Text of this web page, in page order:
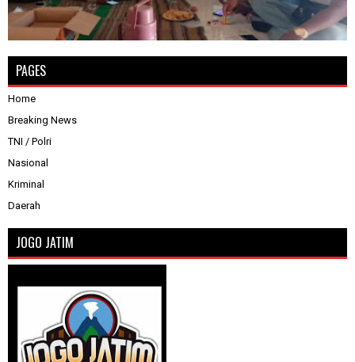
PAGES
Home
Breaking News
TNI / Polri
Nasional
Kriminal
Daerah
JOGO JATIM